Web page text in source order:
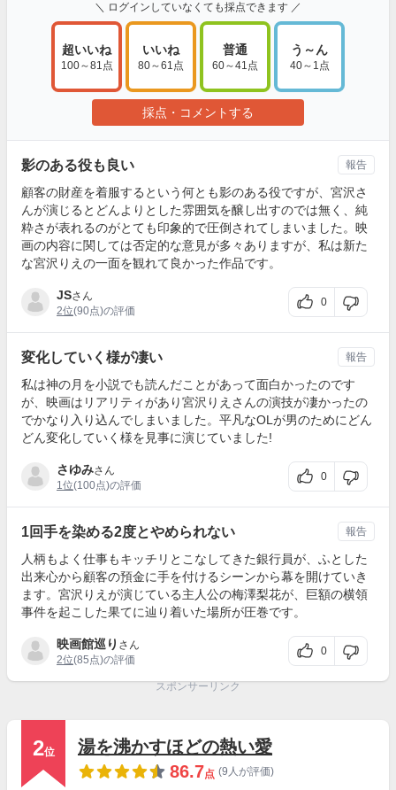
＼ ログインしていなくても採点できます ／
超いいね
100～81点
いいね
80～61点
普通
60～41点
う～ん
40～1点
採点・コメントする
影のある役も良い
顧客の財産を着服するという何とも影のある役ですが、宮沢さ
んが演じるとどんよりとした雰囲気を醸し出すのでは無く、純
粋さが表れるのがとても印象的で圧倒されてしまいました。映
画の内容に関しては否定的な意見が多々ありますが、私は新た
な宮沢りえの一面を観れて良かった作品です。
JSさん
2位(90点)の評価
0
報告
変化していく様が凄い
私は神の月を小説でも読んだことがあって面白かったのです
が、映画はリアリティがあり宮沢りえさんの演技が凄かったの
でかなり入り込んでしまいました。平凡なOLが男のためにどん
どん変化していく様を見事に演じていました!
さゆみさん
1位(100点)の評価
0
報告
1回手を染める2度とやめられない
人柄もよく仕事もキッチリとこなしてきた銀行員が、ふとした
出来心から顧客の預金に手を付けるシーンから幕を開けていき
ます。宮沢りえが演じている主人公の梅澤梨花が、巨額の横領
事件を起こした果てに辿り着いた場所が圧巻です。
映画館巡り さん
2位(85点)の評価
0
報告
スポンサーリンク
2位
湯を沸かすほどの熱い愛
86.7点 (9人が評価)